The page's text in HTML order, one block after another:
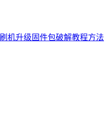
机升级固件包破解教程方法